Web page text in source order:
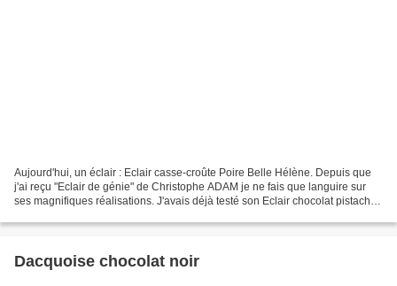
Aujourd'hui, un éclair : Eclair casse-croûte Poire Belle Hélène. Depuis que
j'ai reçu "Eclair de génie" de Christophe ADAM je ne fais que languire sur
ses magnifiques réalisations. J'avais déjà testé son Eclair chocolat pistache
Dacquoise chocolat noir